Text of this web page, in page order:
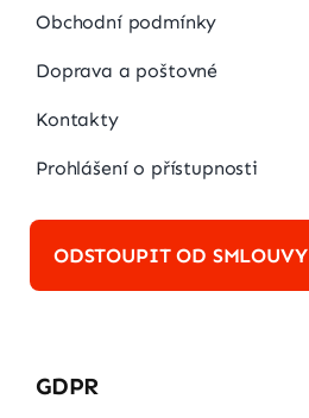
Obchodní podmínky
Doprava a poštovné
Kontakty
Prohlášení o přístupnosti
ODSTOUPIT OD SMLOUVY
GDPR